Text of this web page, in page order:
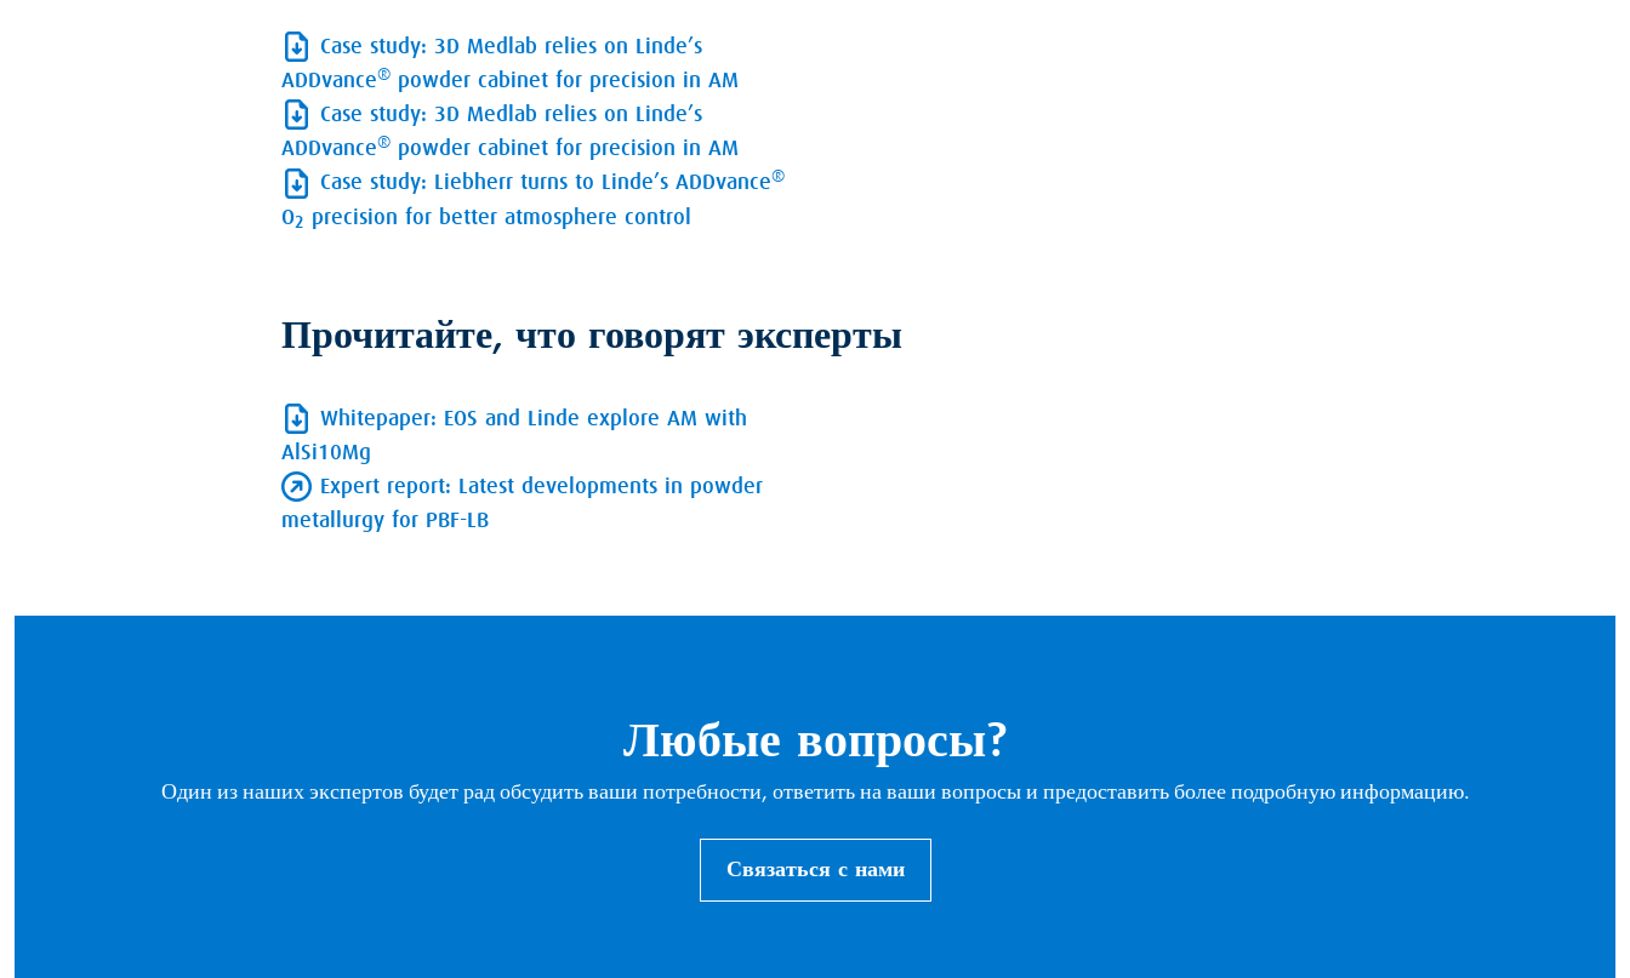
Case study: 3D Medlab relies on Linde’s
ADDvance® powder cabinet for precision in AM
Case study: 3D Medlab relies on Linde’s
ADDvance® powder cabinet for precision in AM
Case study: Liebherr turns to Linde’s ADDvance®
O2 precision for better atmosphere control
Прочитайте, что говорят эксперты
Whitepaper: EOS and Linde explore AM with
AlSi10Mg
Expert report: Latest developments in powder
metallurgy for PBF-LB
Любые вопросы?
Один из наших экспертов будет рад обсудить ваши потребности, ответить на ваши вопросы и предоставить более подробную информацию.
Связаться с нами